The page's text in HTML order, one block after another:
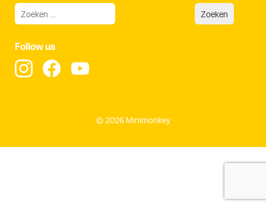
Follow us
© 2026 Minimonkey